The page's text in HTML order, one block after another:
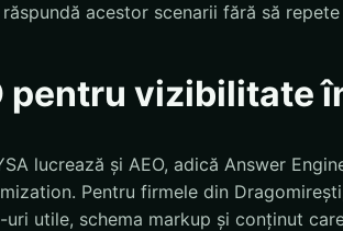
acestor scenarii fără să
pentru vizibilitate
lucrează și AEO, adică Answer
Pentru firmele din
uri utile, schema markup și conținut